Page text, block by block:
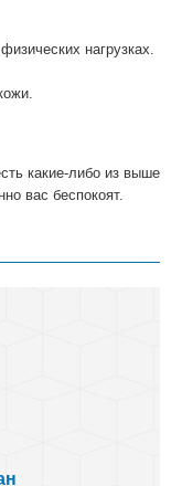
нагрузках.
какие-либо из выше
вас беспокоят.